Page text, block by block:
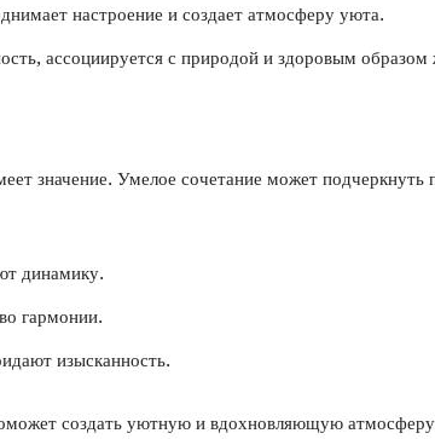
настроение и создает атмосферу уюта.
ассоциируется с природой и здоровым образом
значение. Умелое сочетание может подчеркнуть
динамику.
гармонии.
изысканность.
создать уютную и вдохновляющую